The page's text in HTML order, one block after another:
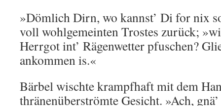
»Dömlich Dirn, wo kannst’ Di for nix
voll wohlgemeinten Trostes zurück;
Herrgot int’ Rägenwetter pfuschen?
ankommen is.«
Bärbel wischte krampfhaft mit dem
thränenüberströmte Gesicht. »Ach,